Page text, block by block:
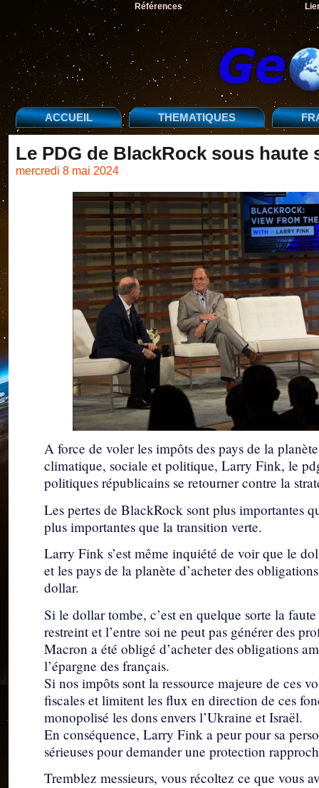
Références
ACCUEIL THEMATIQUES
Le PDG de BlackRock sous haute
mercredi 8 mai 2024
A force de voler les impôts des pays de la
climatique, sociale et politique, Larry Fink, le
politiques républicains se retourner contre la
Les pertes de BlackRock sont plus importantes
plus importantes que la transition verte.
Larry Fink s’est même inquiété de voir que le
et les pays de la planète d’acheter des
dollar.
Si le dollar tombe, c’est en quelque sorte la
restreint et l’entre soi ne peut pas générer des
Macron a été obligé d’acheter des obligations
l’épargne des français.
Si nos impôts sont la ressource majeure de ces
fiscales et limitent les flux en direction de ces
monopolisé les dons envers l’Ukraine et Israël.
En conséquence, Larry Fink a peur pour sa
sérieuses pour demander une protection
Tremblez messieurs, vous récoltez ce que vous